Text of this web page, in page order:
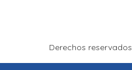
Derechos reservados